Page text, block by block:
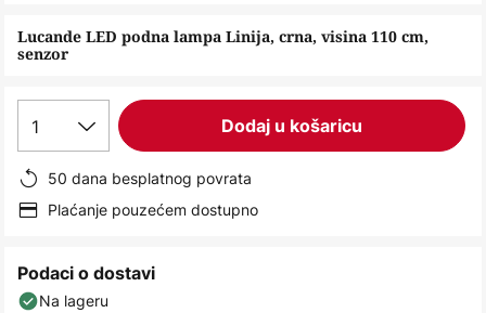
the
images
gallery
Lucande LED podna lampa Linija, crna, visina 110 cm,
senzor
1 Dodaj u košaricu
50 dana besplatnog povrata
Plaćanje pouzećem dostupno
Podaci o dostavi
Na lageru